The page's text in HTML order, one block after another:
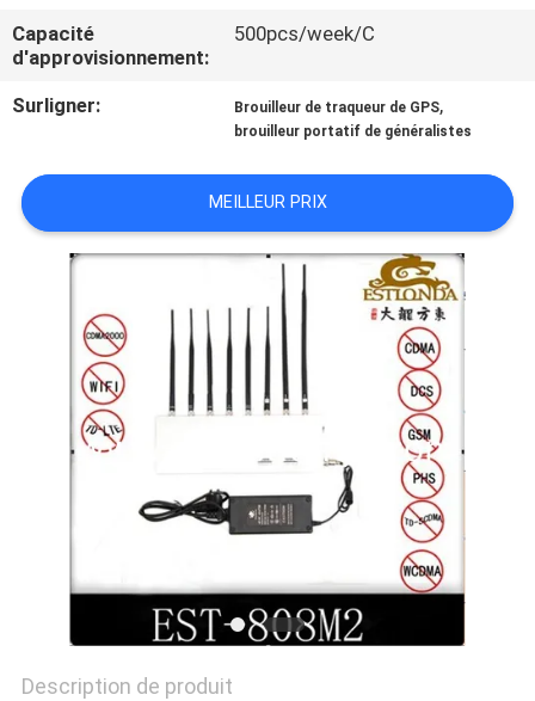
CONTRÔLE
DE
CONTACTEZ-
NOUS
NOUVELLES
UN DEVIS
PLAN
SITE
Capacité
d'approvisionnement:
500pcs/week/C
Surligner: Brouilleur de traqueur de GPS,
brouilleur portatif de généralistes
MEILLEUR PRIX
Description de produit